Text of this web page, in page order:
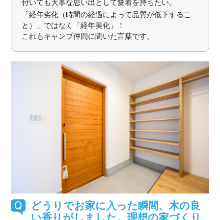
「経年劣化（時間の経過によって品質が低下するこ
と）」ではなく「経年美化」！
これもキャンプ仲間に聞いた言葉です。
どうりでお家に入った瞬間、木の良
い香りがしました。理想の家づくり